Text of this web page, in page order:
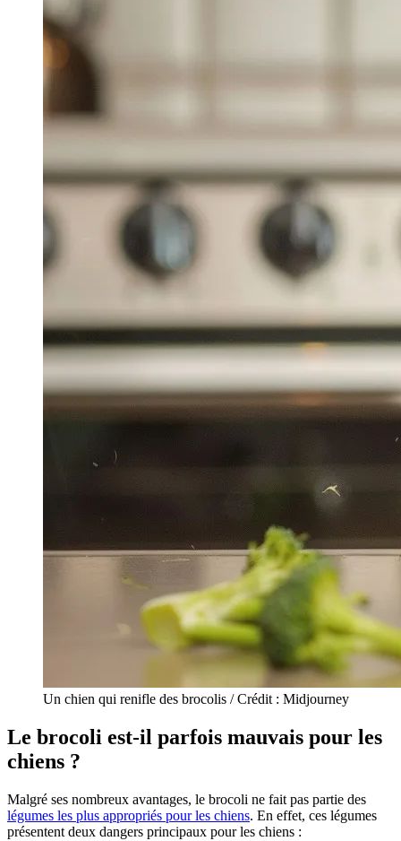
Un chien qui renifle des brocolis / Crédit : Midjourney
Le brocoli est-il parfois mauvais pour les
chiens ?
Malgré ses nombreux avantages, le brocoli ne fait pas partie des
légumes les plus appropriés pour les chiens. En effet, ces légumes
présentent deux dangers principaux pour les chiens :